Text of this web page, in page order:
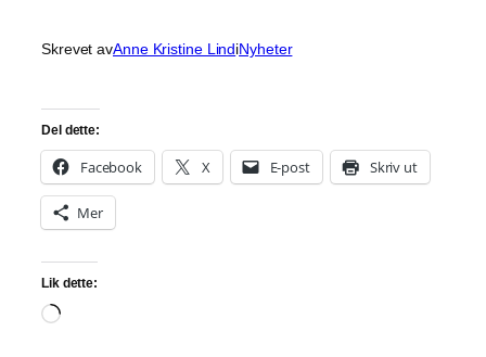
Skrevet avAnne Kristine LindiNyheter
Del dette:
Facebook X E-post Skriv ut
Mer
Lik dette:
Laster